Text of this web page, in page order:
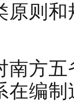
原则
南方
在编